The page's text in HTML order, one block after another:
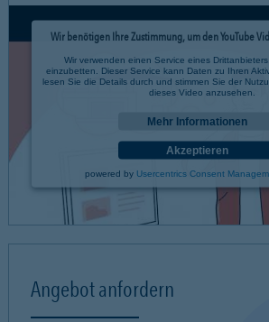
Wir benötigen Ihre Zustimmung, um den YouTube
Wir verwenden einen Service eines
einzubetten. Dieser Service kann Daten zu Ihren
lesen Sie die Details durch und stimmen Sie der
dieses Video anzusehen.
Mehr Informationen
Akzeptieren
powered by Usercentrics Consent
Angebot anfordern